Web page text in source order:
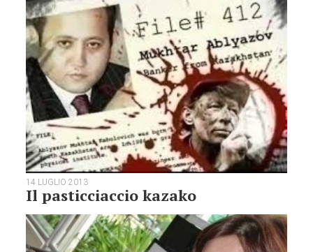
14 LUGLIO 2013
Il pasticciaccio kazako